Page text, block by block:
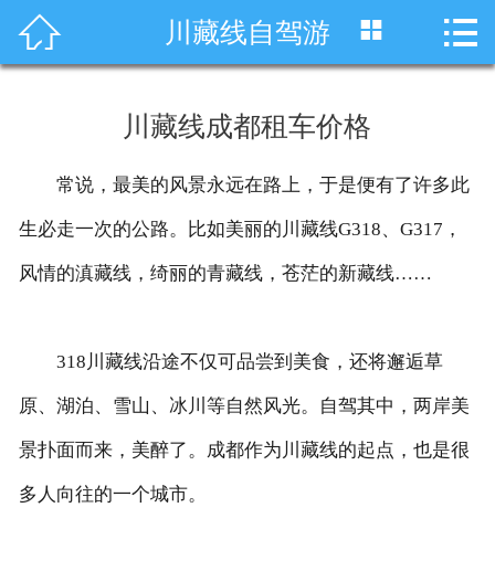
 首页
川藏线租车
服务项目
租车价格
 川藏线自驾游  
川藏线成都租车价格
常说，最美的风景永远在路上，于是便有了许多此
生必走一次的公路。比如美丽的川藏线G318、G317，
风情的滇藏线，绮丽的青藏线，苍茫的新藏线……
318川藏线沿途不仅可品尝到美食，还将邂逅草
原、湖泊、雪山、冰川等自然风光。自驾其中，两岸美
景扑面而来，美醉了。成都作为川藏线的起点，也是很
多人向往的一个城市。